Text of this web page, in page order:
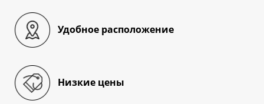
Удобное расположение
Низкие цены